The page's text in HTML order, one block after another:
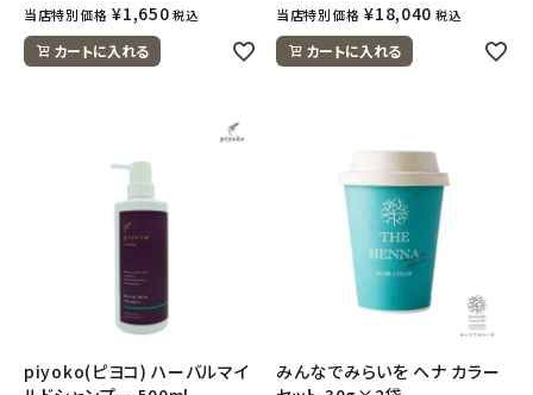
当店特別価格 ¥1,650 税込
カートに入れる
当店特別価格 ¥18,040 税込
カートに入れる
piyoko(ピヨコ) ハーバルマイ
みんなでみらいを ヘナ カラー